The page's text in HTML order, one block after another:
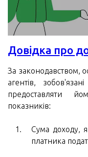
Довідка про
За законодавством,
агентів,
предоставляти
показників:
Сума доходу,
платника